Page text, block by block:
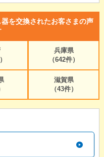
を交換されたお客さまの声
兵庫県
（642件）
滋賀県
（43件）